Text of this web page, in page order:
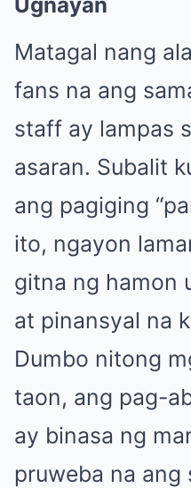
Matagal nang
fans na ang
staff ay lampas
asaran. Subalit
ang pagiging
ito, ngayon
gitna ng hamon
at pinansyal na
Dumbo nitong
taon, ang pag-
ay binasa ng
pruweba na ang